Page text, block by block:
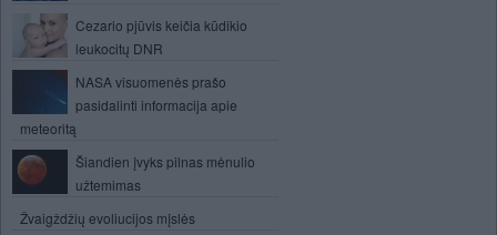
Cezario pjūvis keičia kūdikio
leukocitų DNR
NASA visuomenės prašo
pasidalinti informacija apie
meteoritą
Šiandien įvyks pilnas mėnulio
užtemimas
Žvaigždžių evoliucijos mįslės